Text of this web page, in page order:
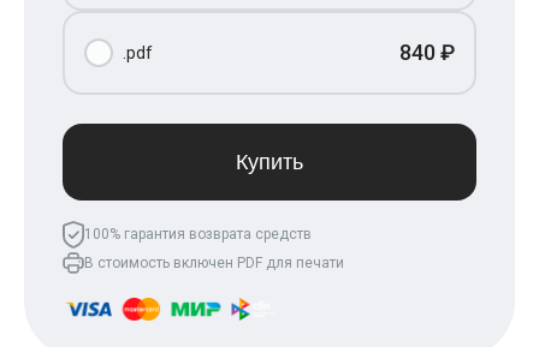
Юрий Шатунов
Мария Чайковская
Клава Кока
Мари Краймбрери
Лариса Долина
Саундтреки
Аккорды для начинающих
Виктор Цой (Кино)
.pdf 840 ₽
Купить
100% гарантия возврата средств
В стоимость включен PDF для печати